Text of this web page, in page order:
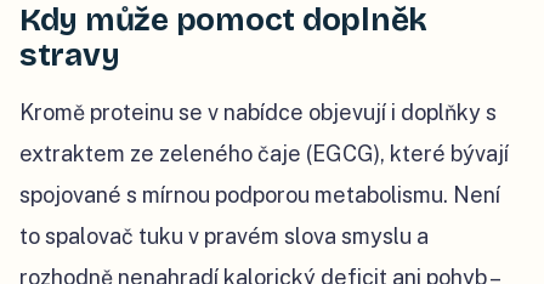
Kdy může pomoct doplněk
stravy
Kromě proteinu se v nabídce objevují i doplňky s
extraktem ze zeleného čaje (EGCG), které bývají
spojované s mírnou podporou metabolismu. Není
to spalovač tuku v pravém slova smyslu a
rozhodně nenahradí kalorický deficit ani pohyb –